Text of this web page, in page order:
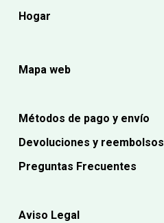
Hogar
Mapa web
Métodos de pago y envío
Devoluciones y reembolsos
Preguntas Frecuentes
Aviso Legal